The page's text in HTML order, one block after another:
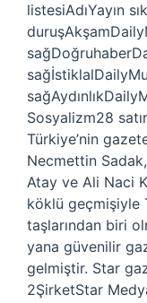
listesiAdıYayın
Sosyalizm28
Türkiye’nin
Necmettin Sadak,
Atay ve Ali Naci
köklü geçmişiyle
taşlarından biri
yana güvenilir
gelmiştir. Star
2ŞirketStar